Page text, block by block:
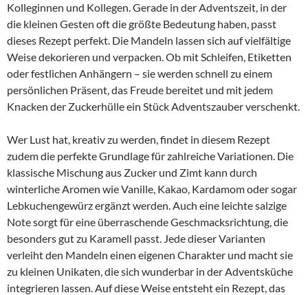
Kolleginnen und Kollegen. Gerade in der Adventszeit, in der
die kleinen Gesten oft die größte Bedeutung haben, passt
dieses Rezept perfekt. Die Mandeln lassen sich auf vielfältige
Weise dekorieren und verpacken. Ob mit Schleifen, Etiketten
oder festlichen Anhängern – sie werden schnell zu einem
persönlichen Präsent, das Freude bereitet und mit jedem
Knacken der Zuckerhülle ein Stück Adventszauber verschenkt.
Wer Lust hat, kreativ zu werden, findet in diesem Rezept
zudem die perfekte Grundlage für zahlreiche Variationen. Die
klassische Mischung aus Zucker und Zimt kann durch
winterliche Aromen wie Vanille, Kakao, Kardamom oder sogar
Lebkuchengewürz ergänzt werden. Auch eine leichte salzige
Note sorgt für eine überraschende Geschmacksrichtung, die
besonders gut zu Karamell passt. Jede dieser Varianten
verleiht den Mandeln einen eigenen Charakter und macht sie
zu kleinen Unikaten, die sich wunderbar in der Adventsküche
integrieren lassen. Auf diese Weise entsteht ein Rezept, das